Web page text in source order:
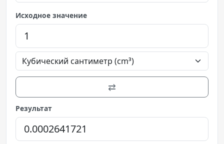
Исходное значение
⇄
Результат